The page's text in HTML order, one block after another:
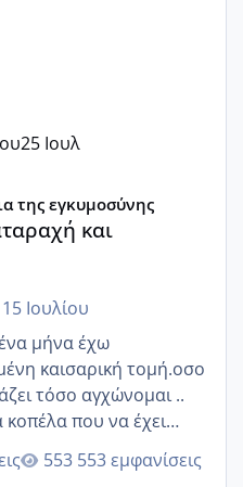
25 Ιουλ
της εγκυμοσύνης
και
15 Ιουλίου
μήνα έχω
καισαρική τομή.οσο
τόσο αγχώνομαι ..
κοπέλα που να έχει
να μας πει την
σημειώσω είναι η
553 εμφανίσεις